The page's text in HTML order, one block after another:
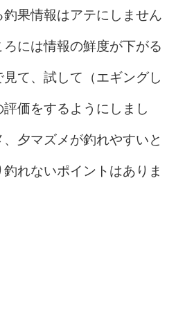
果情報はアテにしません
には情報の鮮度が下がる
て、試して（エギングし
価をするようにしまし
夕マズメが釣れやすいと
れないポイントはありま